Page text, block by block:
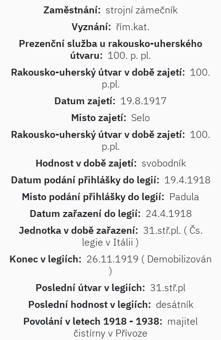
Zaměstnání: strojní zámečník
Vyznání: řím.kat.
Prezenční služba u rakousko-uherského
útvaru: 100. p. pl.
Rakousko-uherský útvar v době zajetí: 100.
p.pl.
Datum zajetí: 19.8.1917
Misto zajetí: Selo
Rakousko-uherský útvar v době zajetí: 100.
p.pl.
Hodnost v době zajetí: svobodník
Datum podání přihlášky do legií: 19.4.1918
Misto podání přihlášky do legií: Padula
Datum zařazení do legií: 24.4.1918
Jednotka v době zařazení: 31.stř.pl. ( Čs.
legie v Itálii )
Konec v legiích: 26.11.1919 ( Demobilizován
)
Poslední útvar v legiích: 31.stř.pl
Poslední hodnost v legiích: desátník
Povolání v letech 1918 - 1938: majitel
čistírny v Přívoze